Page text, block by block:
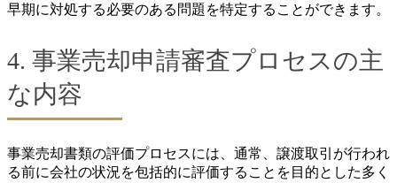
早期に対処する必要のある問題を特定することができます。
4. 事業売却申請審査プロセスの主
な内容
事業売却書類の評価プロセスには、通常、譲渡取引が行われ
る前に会社の状況を包括的に評価することを目的とした多く